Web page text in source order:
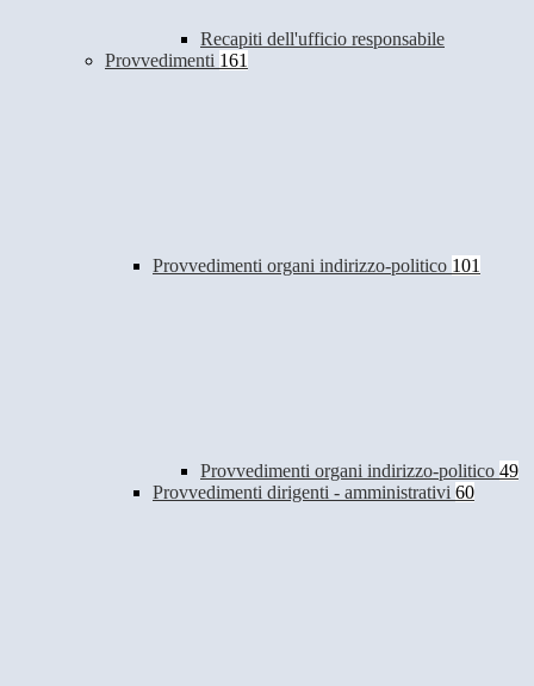
Recapiti dell'ufficio responsabile
Provvedimenti 161
Provvedimenti organi indirizzo-politico 101
Provvedimenti organi indirizzo-politico 49
Provvedimenti dirigenti - amministrativi 60